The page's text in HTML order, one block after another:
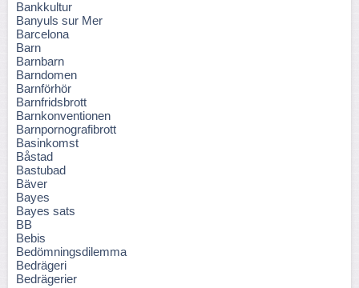
Bankkultur
Banyuls sur Mer
Barcelona
Barn
Barnbarn
Barndomen
Barnförhör
Barnfridsbrott
Barnkonventionen
Barnpornografibrott
Basinkomst
Båstad
Bastubad
Bäver
Bayes
Bayes sats
BB
Bebis
Bedömningsdilemma
Bedrägeri
Bedrägerier